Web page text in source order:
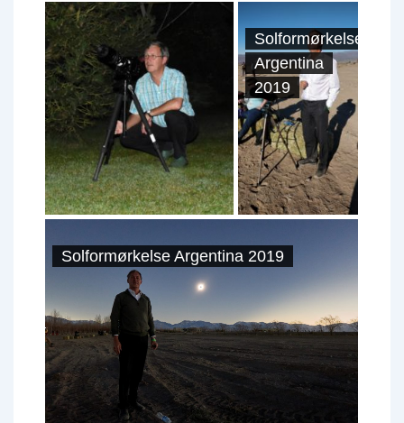
Solformørkelse
Argentina
2019
Solformørkelse Argentina 2019